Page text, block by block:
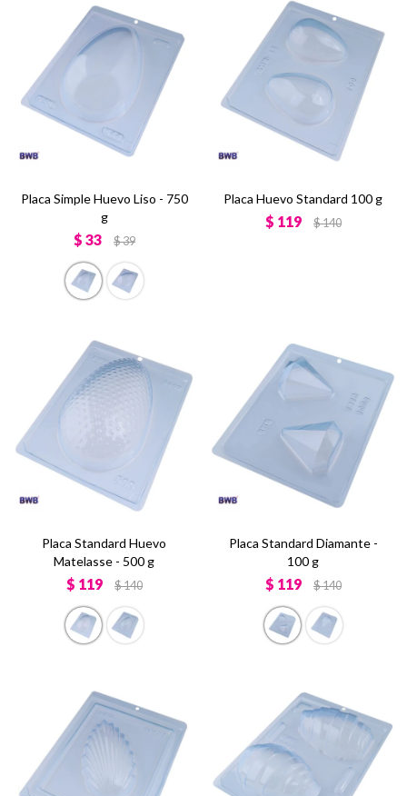
Placa Simple Huevo Liso - 750
g
$ 33 $39
Placa Huevo Standard 100 g
$ 119 $140
Placa Standard Huevo
Matelasse - 500 g
$ 119 $140
Placa Standard Diamante -
100 g
$ 119 $140